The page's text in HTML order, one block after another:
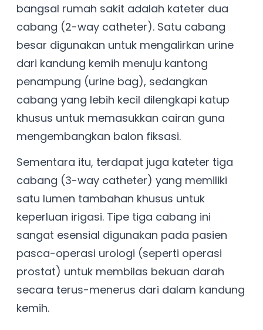
bangsal rumah sakit adalah kateter dua
cabang (2-way catheter). Satu cabang
besar digunakan untuk mengalirkan urine
dari kandung kemih menuju kantong
penampung (urine bag), sedangkan
cabang yang lebih kecil dilengkapi katup
khusus untuk memasukkan cairan guna
mengembangkan balon fiksasi.
Sementara itu, terdapat juga kateter tiga
cabang (3-way catheter) yang memiliki
satu lumen tambahan khusus untuk
keperluan irigasi. Tipe tiga cabang ini
sangat esensial digunakan pada pasien
pasca-operasi urologi (seperti operasi
prostat) untuk membilas bekuan darah
secara terus-menerus dari dalam kandung
kemih.